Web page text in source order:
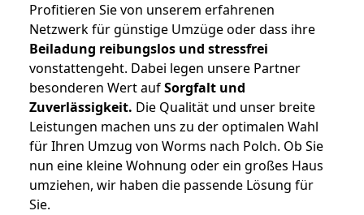
Profitieren Sie von unserem erfahrenen
Netzwerk für günstige Umzüge oder dass ihre
Beiladung reibungslos und stressfrei
vonstattengeht. Dabei legen unsere Partner
besonderen Wert aufSorgfalt und
Zuverlässigkeit. Die Qualität und unser breite
Leistungen machen uns zu der optimalen Wahl
für Ihren Umzug von Worms nach Polch. Ob Sie
nun eine kleine Wohnung oder ein großes Haus
umziehen, wir haben die passende Lösung für
Sie.